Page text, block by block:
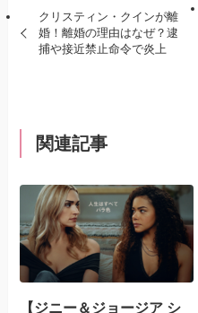
クリスティン・クインが離
婚！離婚の理由はなぜ？逮
捕や接近禁止命令で炎上
関連記事
【ジニー＆ジョージア シ